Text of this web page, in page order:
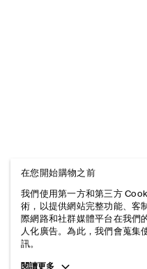
在您開始購物之前
我們使用第一方和第三方
術，以提供網站完整功能、客
際網路和社群媒體平台在我們
人化廣告。為此，我們會蒐集
訊。
Toggle
閱讀更多